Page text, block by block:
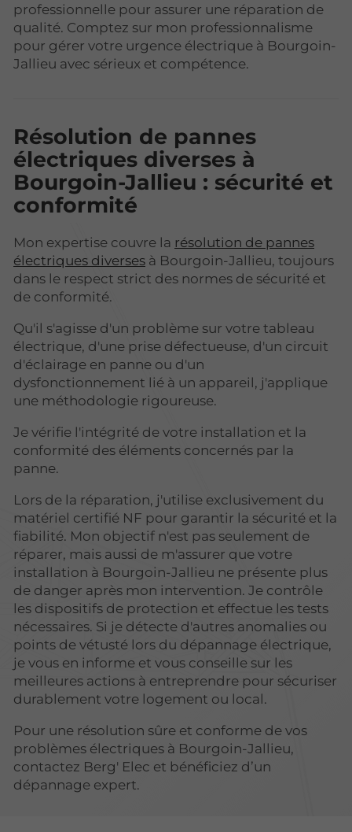
professionnelle pour assurer une réparation de
qualité. Comptez sur mon professionnalisme
pour gérer votre urgence électrique à Bourgoin-
Jallieu avec sérieux et compétence.
Résolution de pannes
électriques diverses à
Bourgoin-Jallieu : sécurité et
conformité
Mon expertise couvre la résolution de pannes
électriques diverses à Bourgoin-Jallieu, toujours
dans le respect strict des normes de sécurité et
de conformité.
Qu'il s'agisse d'un problème sur votre tableau
électrique, d'une prise défectueuse, d'un circuit
d'éclairage en panne ou d'un
dysfonctionnement lié à un appareil, j'applique
une méthodologie rigoureuse.
Je vérifie l'intégrité de votre installation et la
conformité des éléments concernés par la
panne.
Lors de la réparation, j'utilise exclusivement du
matériel certifié NF pour garantir la sécurité et la
fiabilité. Mon objectif n'est pas seulement de
réparer, mais aussi de m'assurer que votre
installation à Bourgoin-Jallieu ne présente plus
de danger après mon intervention. Je contrôle
les dispositifs de protection et effectue les tests
nécessaires. Si je détecte d'autres anomalies ou
points de vétusté lors du dépannage électrique,
je vous en informe et vous conseille sur les
meilleures actions à entreprendre pour sécuriser
durablement votre logement ou local.
Pour une résolution sûre et conforme de vos
problèmes électriques à Bourgoin-Jallieu,
contactez Berg' Elec et bénéficiez d’un
dépannage expert.